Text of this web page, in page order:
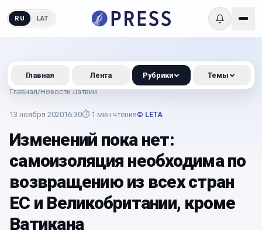
RU LAT
Главная/Новости Латвии
13 ноября 202016:30⏱ 1 мин чтения© LETA
Изменений пока нет:
самоизоляция необходима по
возвращению из всех стран
ЕС и Великобритании, кроме
Ватикана
Главная Лента Рубрики Темы